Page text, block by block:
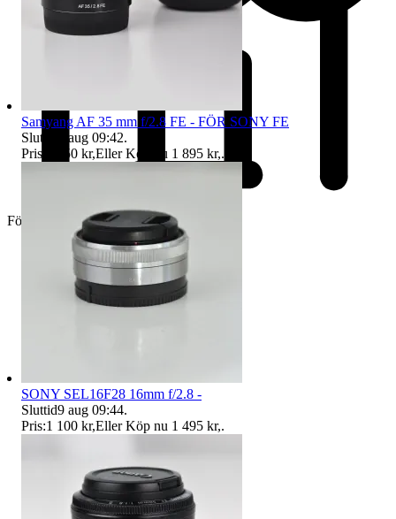
Företag
Samyang AF 35 mm f/2.8 FE - FÖR SONY FE
Sluttid
9 aug 09:42.
Pris:
1 750 kr,Eller Köp nu 1 895 kr,.
SONY SEL16F28 16mm f/2.8 -
Sluttid9 aug 09:44.
Pris:1 100 kr,Eller Köp nu 1 495 kr,.